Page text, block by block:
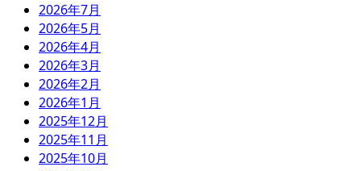
2026年7月
2026年5月
2026年4月
2026年3月
2026年2月
2026年1月
2025年12月
2025年11月
2025年10月